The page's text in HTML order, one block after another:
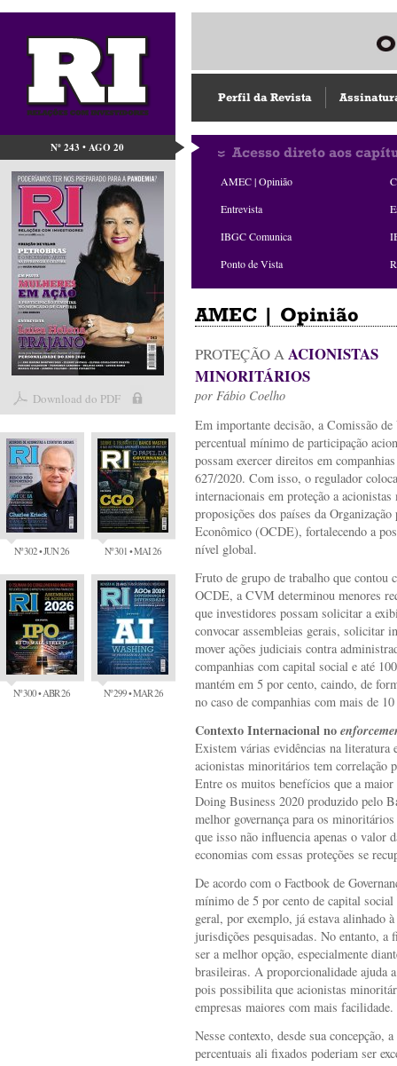
Nº 243 • AGO 20
Download do PDF
Nº 302 • JUN 26 Nº 301 • MAI 26
Nº 300 • ABR 26 Nº 299 • MAR 26
Perfil da Revista
Acesso direto aos
AMEC | Opinião
Entrevista
IBGC Comunica
Ponto de Vista
AMEC | Opinião
PROTEÇÃO AACIONISTAS
MINORITÁRIOS
por Fábio Coelho
Em importante decisão, a Comissão
percentual mínimo de participação
possam exercer direitos em
627/2020. Com isso, o regulador
internacionais em proteção a
proposições dos países da
Econômico (OCDE), fortalecendo a
nível global.
Fruto de grupo de trabalho que
OCDE, a CVM determinou menores
que investidores possam solicitar a
convocar assembleias gerais, solicitar
mover ações judiciais contra
companhias com capital social e até
mantém em 5 por cento, caindo, de
no caso de companhias com mais de
Contexto Internacional no
Existem várias evidências na literatura
acionistas minoritários tem correlação
Entre os muitos benefícios que a
Doing Business 2020 produzido pelo
melhor governança para os
que isso não influencia apenas o valor
economias com essas proteções se
De acordo com o Factbook de
mínimo de 5 por cento de capital
geral, por exemplo, já estava alinhado
jurisdições pesquisadas. No entanto, a
ser a melhor opção, especialmente
brasileiras. A proporcionalidade ajuda
pois possibilita que acionistas
empresas maiores com mais facilidade.
Nesse contexto, desde sua concepção,
percentuais ali fixados poderiam ser